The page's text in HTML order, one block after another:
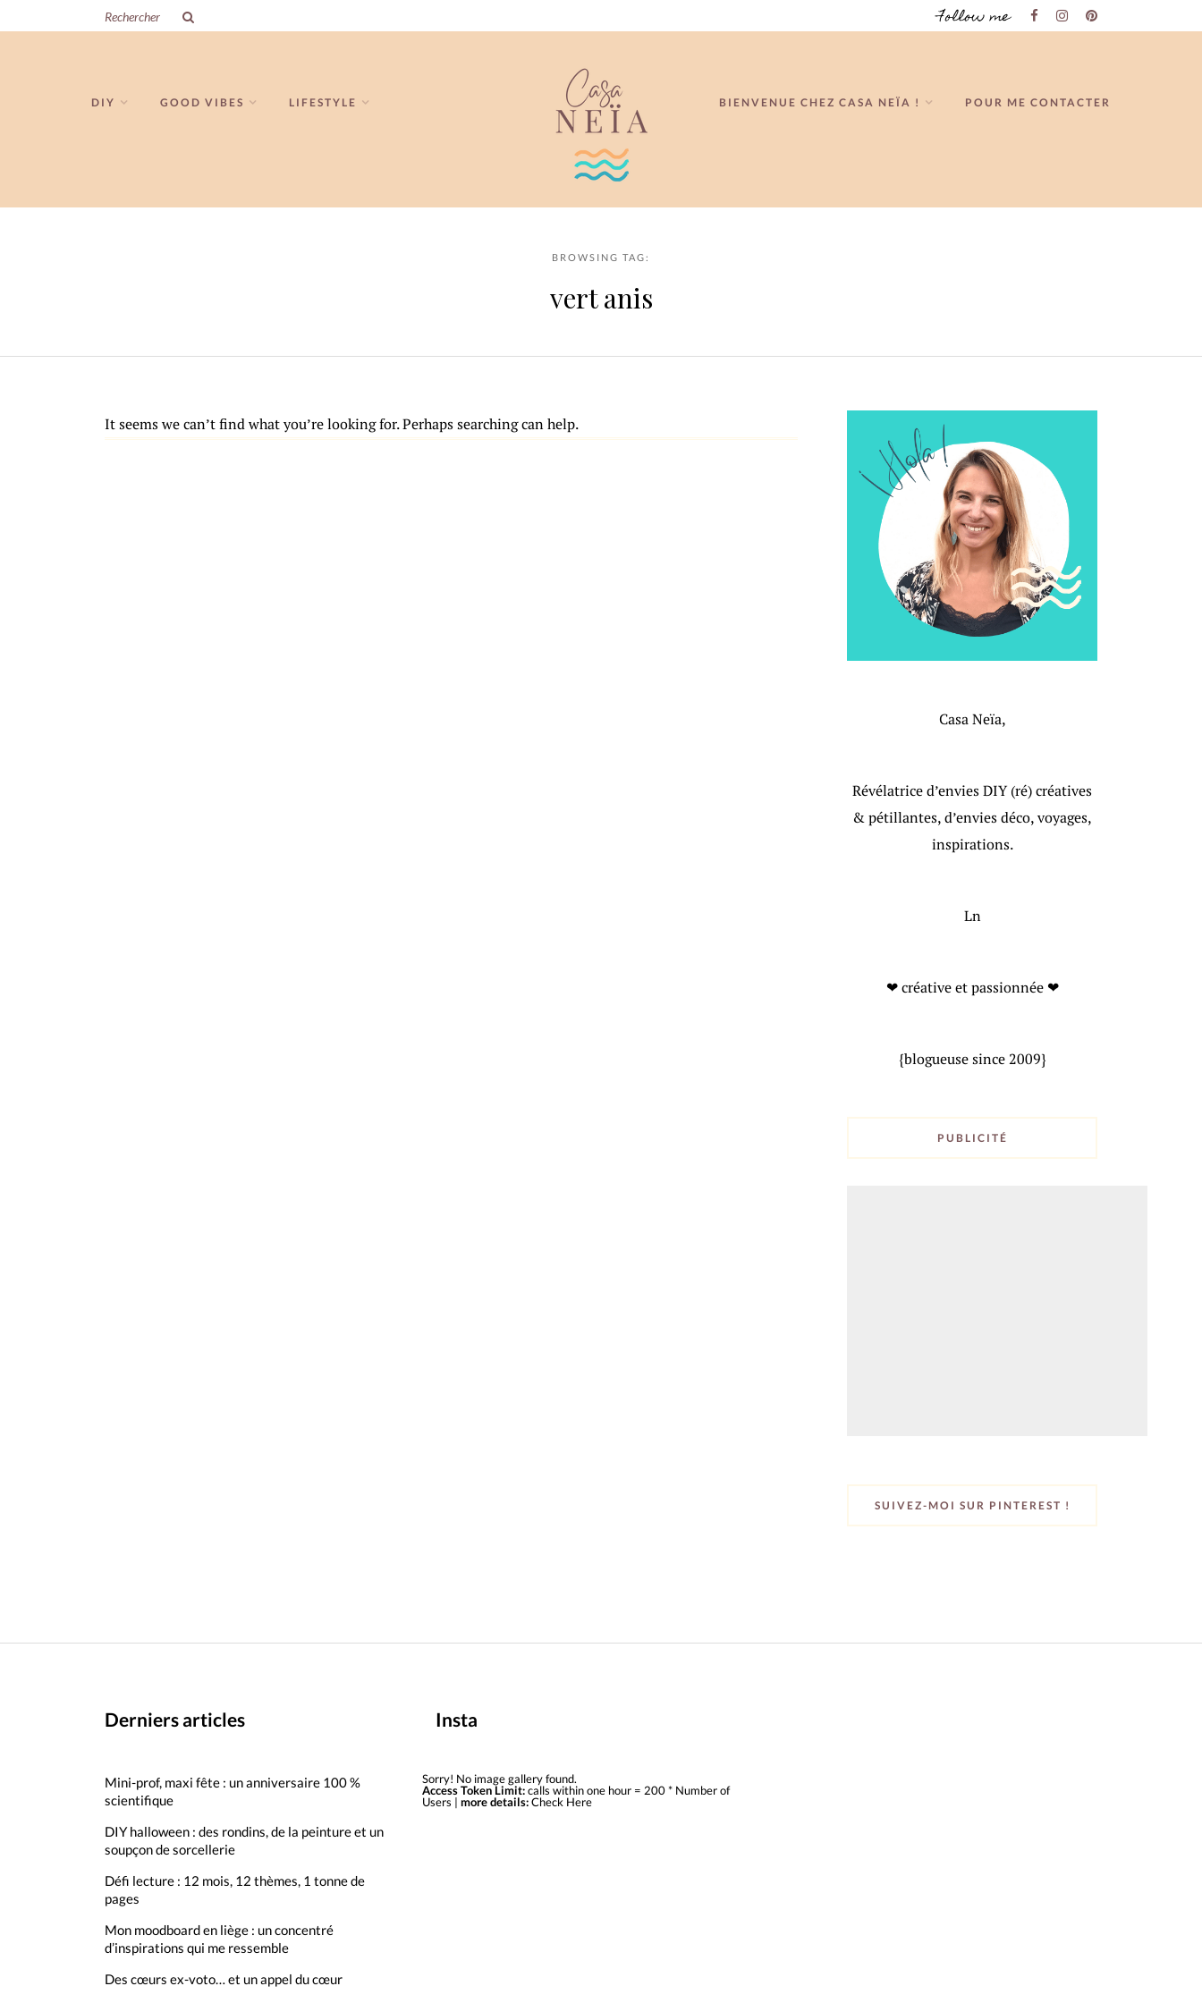
Follow me
DIY GOOD VIBES LIFESTYLE BIENVENUE CHEZ CASA NEÏA ! POUR ME CONTACTER
BROWSING TAG:
vert anis
It seems we can’t find what you’re looking for. Perhaps searching can help.
Casa Neïa,
Révélatrice d’envies DIY (ré) créatives
& pétillantes, d’envies déco, voyages,
inspirations.
Ln
❤ créative et passionnée ❤
{blogueuse since 2009}
PUBLICITÉ
SUIVEZ-MOI SUR PINTEREST !
Derniers articles
Mini-prof, maxi fête : un anniversaire 100 %
scientifique
DIY halloween : des rondins, de la peinture et un
soupçon de sorcellerie
Défi lecture : 12 mois, 12 thèmes, 1 tonne de
pages
Mon moodboard en liège : un concentré
d’inspirations qui me ressemble
Des cœurs ex-voto… et un appel du cœur
Insta
Sorry! No image gallery found.
Access Token Limit:calls within one hour = 200 * Number of
Users | more details: Check Here